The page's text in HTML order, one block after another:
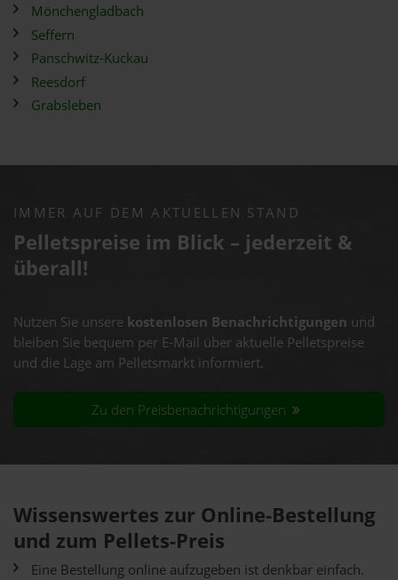
Mönchengladbach
Seffern
Panschwitz-Kuckau
Reesdorf
Grabsleben
IMMER AUF DEM AKTUELLEN STAND
Pelletspreise im Blick – jederzeit &
überall!
Nutzen Sie unsere kostenlosen Benachrichtigungen und
bleiben Sie bequem per E-Mail über aktuelle Pelletspreise
und die Lage am Pelletsmarkt informiert.
Zu den Preisbenachrichtigungen
Wissenswertes zur Online-Bestellung
und zum Pellets-Preis
Eine Bestellung online aufzugeben ist denkbar einfach.